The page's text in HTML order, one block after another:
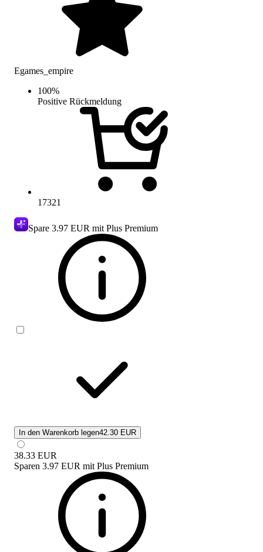
Egames_empire
100%
Positive Rückmeldung
17321
Spare 3.97 EUR mit Plus Premium
In den Warenkorb legen42.30 EUR
38.33 EUR
Sparen 3.97 EUR mit Plus Premium